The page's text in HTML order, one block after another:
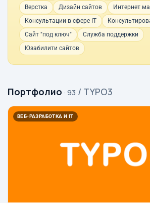
Верстка
Дизайн сайтов
Интернет
Консультации в сфере IT
Сайт "под ключ"
Служба поддержки
Юзабилити сайтов
Портфолио · 93 / TYPO3
ВЕБ-РАЗРАБОТКА И IT